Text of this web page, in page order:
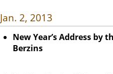
Jan. 2, 2013
New Year’s Address by
Berzins